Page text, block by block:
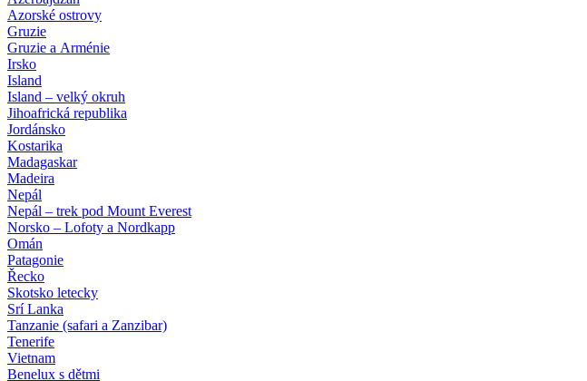
Azorské ostrovy
Gruzie
Gruzie a Arménie
Irsko
Island
Island – velký okruh
Jihoafrická republika
Jordánsko
Kostarika
Madagaskar
Madeira
Nepál
Nepál – trek pod Mount Everest
Norsko – Lofoty a Nordkapp
Omán
Patagonie
Řecko
Skotsko letecky
Srí Lanka
Tanzanie (safari a Zanzibar)
Tenerife
Vietnam
Benelux s dětmi